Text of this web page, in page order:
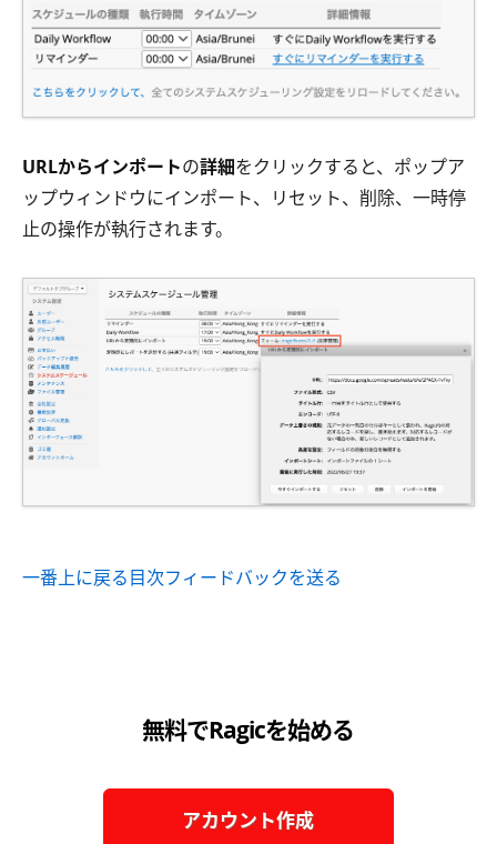
URLからインポートの詳細をクリックすると、ポップア
ップウィンドウにインポート、リセット、削除、一時停
止の操作が執行されます。
一番上に戻る目次フィードバックを送る
無料でRagicを始める
アカウント作成